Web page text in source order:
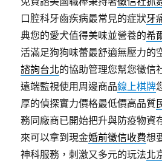
口腔科牙齒疾病最常見的症狀牙
典您的愛犬值得美味並營養的希
活滿足狗狗味蕾最舒適無壓力的
諮詢台北的協助管理您幫您徵信
遠端監視使用周邊商品線上棋牌
厚的偵探實力價格最低價高品質
務同廠商已開始把升與防疫物資
來可以拿到現金婚前徵信收費想
神科服務，刺激又多元的玩法北